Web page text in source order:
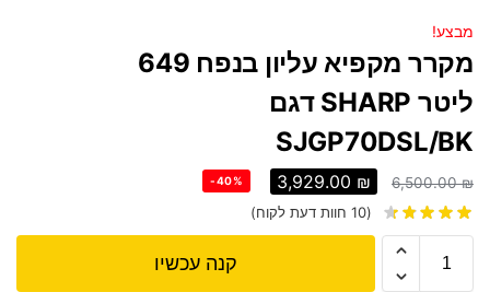
מבצע!
מקרר מקפיא עליון בנפח 649
ליטר SHARP דגם
SJGP70DSL/BK
6,500.00₪
3,929.00 ₪
-40%
(
10 חוות דעת לקוח)
קנה עכשיו